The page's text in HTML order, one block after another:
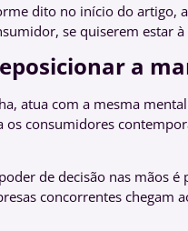
dito no início do artigo,
se quiserem estar
a
atua com a mesma
consumidores
de decisão nas mãos
concorrentes chegam